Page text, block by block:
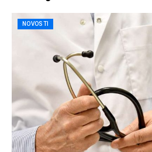
NOVOSTI